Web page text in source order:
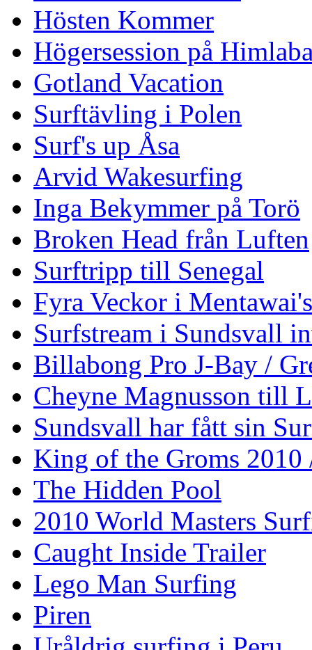
Hösten Kommer
Högersession på
Gotland Vacation
Surftävling i Polen
Surf's up Åsa
Arvid Wakesurfing
Inga Bekymmer på Torö
Broken Head från Luften
Surftripp till Senegal
Fyra Veckor i Mentawai's
Surfstream i Sundsvall
Billabong Pro J-Bay /
Cheyne Magnusson till
Sundsvall har fått sin
King of the Groms
The Hidden Pool
2010 World Masters
Caught Inside Trailer
Lego Man Surfing
Piren